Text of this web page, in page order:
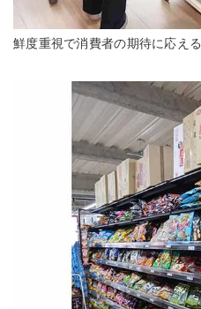
鮮度重視で消費者の期待に応える